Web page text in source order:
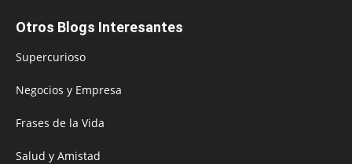
Otros Blogs Interesantes
Supercurioso
Negocios y Empresa
Frases de la Vida
Salud y Amistad